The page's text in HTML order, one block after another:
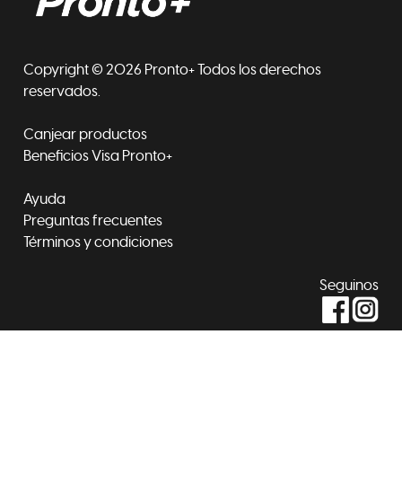
Copyright © 2026 Pronto+ Todos los derechos
reservados.
Canjear productos
Beneficios Visa Pronto+
Ayuda
Preguntas frecuentes
Términos y condiciones
Seguinos